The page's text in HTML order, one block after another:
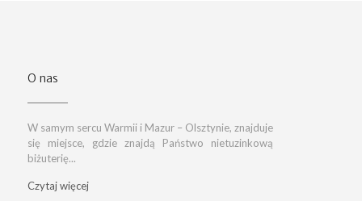
O nas
W samym sercu Warmii i Mazur – Olsztynie, znajduje
się miejsce, gdzie znajdą Państwo nietuzinkową
biżuterię...
Czytaj więcej